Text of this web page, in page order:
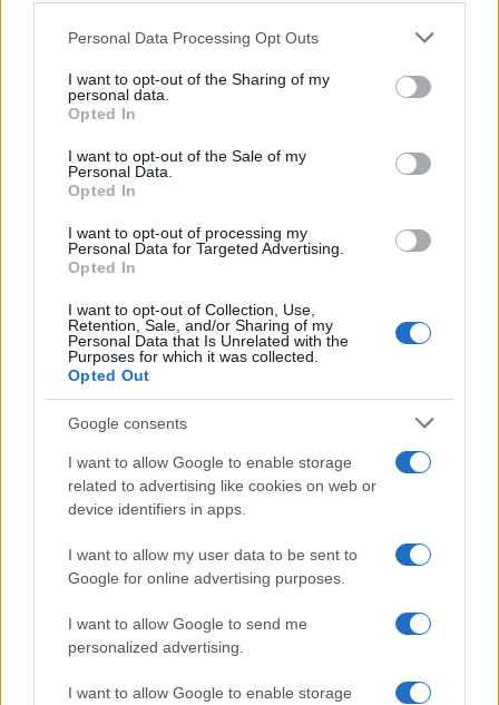
This information may also be disclosed by us to third parties
disclose it to other third parties.
Please note that this website/app uses one or more Google
services and may gather and store information including but
not limited to your visit or usage behaviour. You may click to
grant or deny consent to Google and its third-party tags to
consent section.
Personal Data Processing Opt Outs
I want to opt-out of the Sharing of my
personal data.
Opted In
I want to opt-out of the Sale of my
Personal Data.
Opted In
I want to opt-out of processing my
Personal Data for Targeted Advertising.
Opted In
I want to opt-out of Collection, Use,
Retention, Sale, and/or Sharing of my
Personal Data that Is Unrelated with the
Purposes for which it was collected.
Opted Out
Google consents
I want to allow Google to enable storage
related to advertising like cookies on web or
device identifiers in apps.
I want to allow my user data to be sent to
Google for online advertising purposes.
I want to allow Google to send me
personalized advertising.
I want to allow Google to enable storage